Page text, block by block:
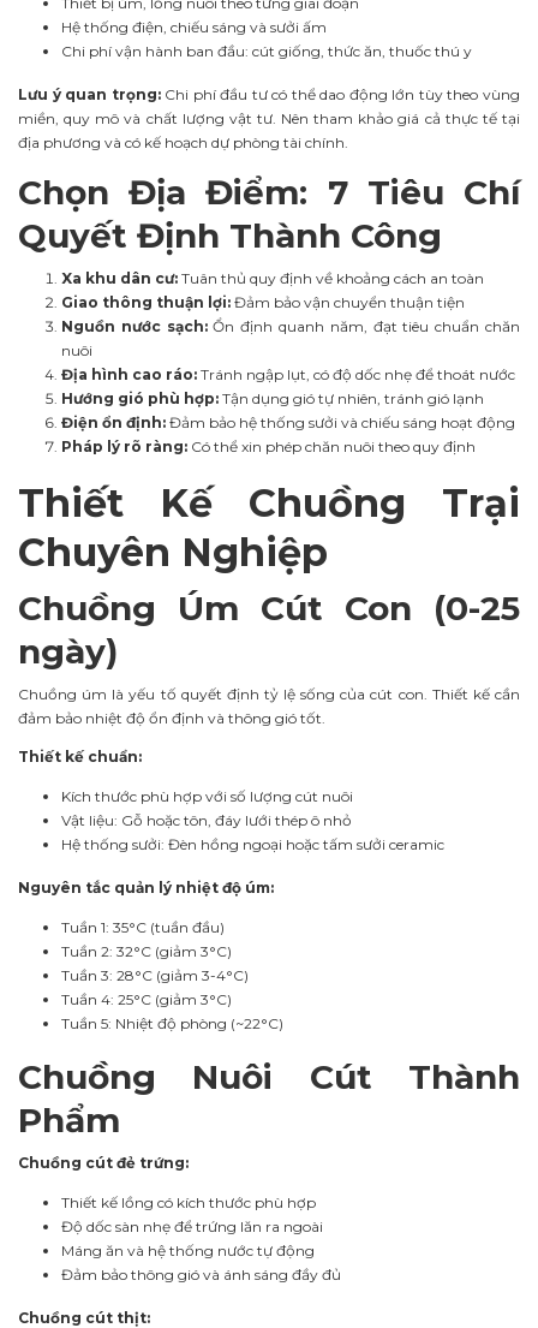
Hệ thống điện, chiếu sáng và sưởi ấm
Chi phí vận hành ban đầu: cút giống, thức ăn, thuốc thú y
Lưu ý quan trọng:Chi phí đầu tư có thể dao động lớn tùy theo vùng
miền, quy mô và chất lượng vật tư. Nên tham khảo giá cả thực tế tại
địa phương và có kế hoạch dự phòng tài chính.
Chọn Địa Điểm: 7 Tiêu Chí
Quyết Định Thành Công
Xa khu dân cư: Tuân thủ quy định về khoảng cách an toàn
Giao thông thuận lợi: Đảm bảo vận chuyển thuận tiện
Nguồn nước sạch:Ổn định quanh năm, đạt tiêu chuẩn chăn
nuôi
Địa hình cao ráo: Tránh ngập lụt, có độ dốc nhẹ để thoát nước
Hướng gió phù hợp: Tận dụng gió tự nhiên, tránh gió lạnh
Điện ổn định: Đảm bảo hệ thống sưởi và chiếu sáng hoạt động
Pháp lý rõ ràng: Có thể xin phép chăn nuôi theo quy định
Thiết Kế Chuồng Trại
Chuyên Nghiệp
Chuồng Úm Cút Con (0-25
ngày)
Chuồng úm là yếu tố quyết định tỷ lệ sống của cút con. Thiết kế cần
đảm bảo nhiệt độ ổn định và thông gió tốt.
Thiết kế chuẩn:
Kích thước phù hợp với số lượng cút nuôi
Vật liệu: Gỗ hoặc tôn, đáy lưới thép ô nhỏ
Hệ thống sưởi: Đèn hồng ngoại hoặc tấm sưởi ceramic
Nguyên tắc quản lý nhiệt độ úm:
Tuần 1: 35°C (tuần đầu)
Tuần 2: 32°C (giảm 3°C)
Tuần 3: 28°C (giảm 3-4°C)
Tuần 4: 25°C (giảm 3°C)
Tuần 5: Nhiệt độ phòng (~22°C)
Chuồng Nuôi Cút Thành
Phẩm
Chuồng cút đẻ trứng:
Thiết kế lồng có kích thước phù hợp
Độ dốc sàn nhẹ để trứng lăn ra ngoài
Máng ăn và hệ thống nước tự động
Đảm bảo thông gió và ánh sáng đầy đủ
Chuồng cút thịt: